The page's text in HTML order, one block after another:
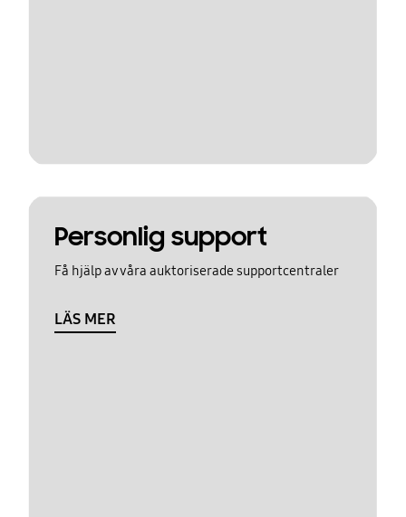
Personlig support
Få hjälp av våra auktoriserade supportcentraler
LÄS MER